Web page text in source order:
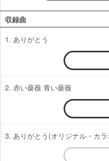
収録曲
1. ありがとう
2. 赤い薔薇 青い薔薇
3. ありがとう(オリジナル・カ